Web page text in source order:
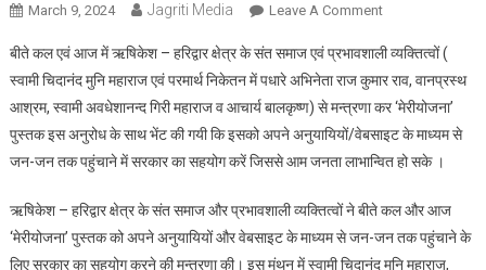
March 9, 2024 Jagriti Media Leave A CommentOn
पुस्तक
के
माध्यम
से
जन
तक
पहुचे
सरकार
बीते कल एवं आज में ऋषिकेश – हरिद्वार क्षेत्र के संत समाज एवं प्रभावशाली व्यक्तित्वों (
स्वामी चिदानंद मुनि महाराज एवं परमार्थ निकेतन में पधारे अभिनेता राज कुमार राव, वानप्रस्थ
आश्रम, स्वामी अवधेशानन्द गिरी महाराज व आचार्य बालकृष्ण) से मन्त्रणा कर ‘मेरीयोजना’
पुस्तक इस अनुरोध के साथ भेंट की गयी कि इसको अपने अनुयायियों/वेबसाइट के माध्यम से
जन-जन तक पहुंचाने में सरकार का सहयोग करें जिससे आम जनता लाभान्वित हो सके ।
ऋषिकेश – हरिद्वार क्षेत्र के संत समाज और प्रभावशाली व्यक्तित्वों ने बीते कल और आज
‘मेरीयोजना’ पुस्तक को अपने अनुयायियों और वेबसाइट के माध्यम से जन-जन तक पहुंचाने के
लिए सरकार का सहयोग करने की मन्त्रणा की। इस मंथन में स्वामी चिदानंद मुनि महाराज,